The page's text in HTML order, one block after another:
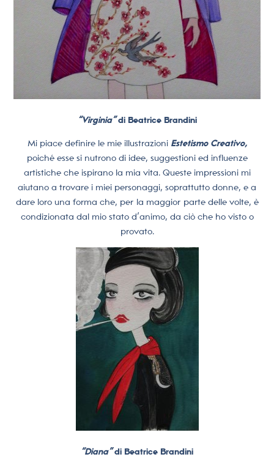
“Virginia”di Beatrice Brandini
Mi piace definire le mie illustrazioni Estetismo Creativo,
poiché esse si nutrono di idee, suggestioni ed influenze
artistiche che ispirano la mia vita. Queste impressioni mi
aiutano a trovare i miei personaggi, soprattutto donne, e a
dare loro una forma che, per la maggior parte delle volte, è
condizionata dal mio stato d’animo, da ciò che ho visto o
provato.
“Diana”di Beatrice Brandini